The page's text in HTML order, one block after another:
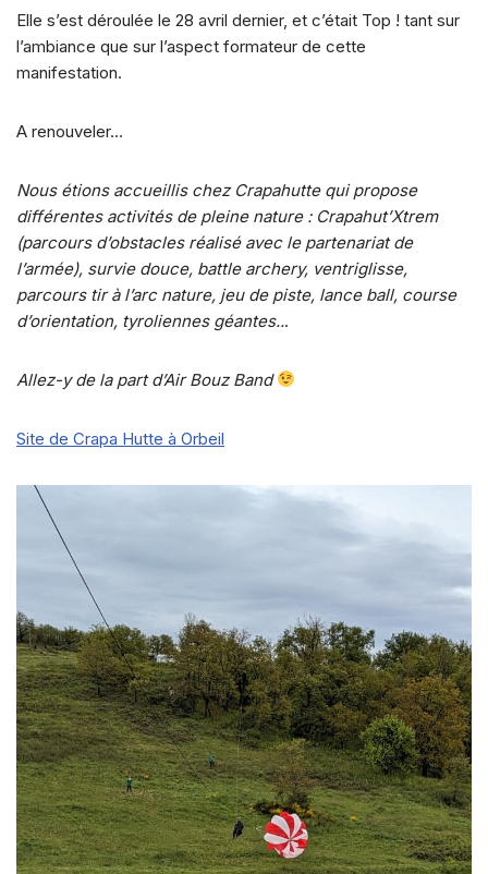
Elle s’est déroulée le 28 avril dernier, et c’était Top ! tant sur
l’ambiance que sur l’aspect formateur de cette
manifestation.
A renouveler…
Nous étions accueillis chez Crapahutte qui propose
différentes activités de pleine nature : Crapahut’Xtrem
(parcours d’obstacles réalisé avec le partenariat de
l’armée), survie douce, battle archery, ventriglisse,
parcours tir à l’arc nature, jeu de piste, lance ball, course
d’orientation, tyroliennes géantes...
Allez-y de la part d’Air Bouz Band
Site de Crapa Hutte à Orbeil